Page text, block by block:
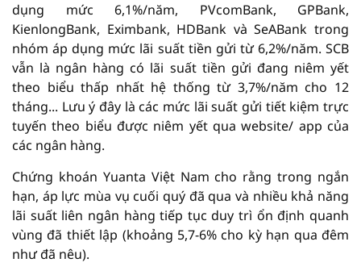
dụng mức 6,1%/năm, PVcomBank, GPBank,
KienlongBank, Eximbank, HDBank và SeABank trong
nhóm áp dụng mức lãi suất tiền gửi từ 6,2%/năm. SCB
vẫn là ngân hàng có lãi suất tiền gửi đang niêm yết
theo biểu thấp nhất hệ thống từ 3,7%/năm cho 12
tháng... Lưu ý đây là các mức lãi suất gửi tiết kiệm trực
tuyến theo biểu được niêm yết qua website/ app của
các ngân hàng.
Chứng khoán Yuanta Việt Nam cho rằng trong ngắn
hạn, áp lực mùa vụ cuối quý đã qua và nhiều khả năng
lãi suất liên ngân hàng tiếp tục duy trì ổn định quanh
vùng đã thiết lập (khoảng 5,7-6% cho kỳ hạn qua đêm
như đã nêu).